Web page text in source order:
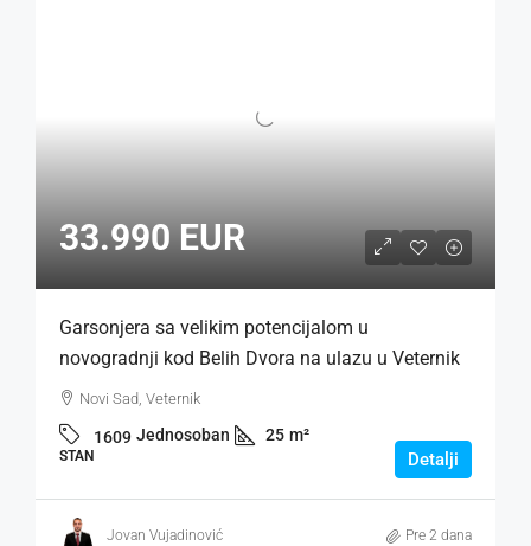
33.990 EUR
Garsonjera sa velikim potencijalom u
novogradnji kod Belih Dvora na ulazu u Veternik
Novi Sad, Veternik
1609 Jednosoban 25 m²
STAN Detalji
Jovan Vujadinović Pre 2 dana